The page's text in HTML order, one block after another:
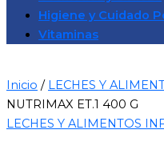
Higiene y Cuidado
Vitaminas
Inicio / LECHES Y
NUTRIMAX ET.1 400 G
LECHES Y ALIMENTOS